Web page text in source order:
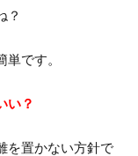
？
です。
い？
を置かない方針で